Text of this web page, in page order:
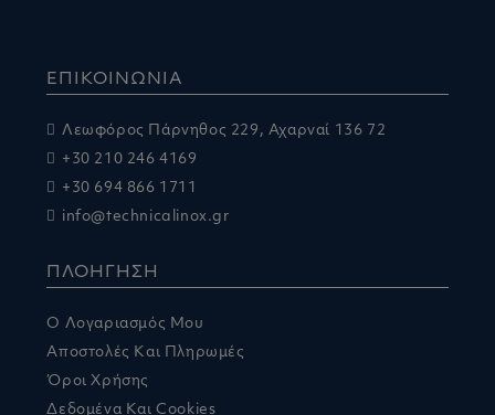
ΕΠΙΚΟΙΝΩΝΙΑ
Λεωφόρος Πάρνηθος 229, Αχαρναί 136 72
+30 210 246 4169
+30 694 866 1711
info@technicalinox.gr
ΠΛΟΗΓΗΣΗ
Ο Λογαριασμός Μου
Αποστολές Και Πληρωμές
Όροι Χρήσης
Δεδομένα Και Cookies